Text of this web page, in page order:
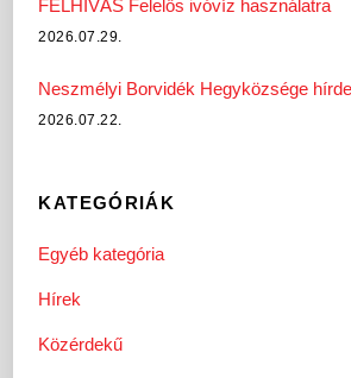
FELHÍVÁS Felelős ivóvíz használatra
2026.07.29.
Neszmélyi Borvidék Hegyközsége
2026.07.22.
KATEGÓRIÁK
Egyéb kategória
Hírek
Közérdekű